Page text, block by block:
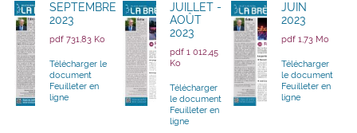
SEPTEMBRE
2023
pdf 731,83 Ko
Télécharger le
document
Feuilleter en
ligne
JUILLET -
AOÛT
2023
pdf 1 012,45
Ko
Télécharger
le document
Feuilleter en
ligne
JUIN
2023
pdf 1,73 Mo
Télécharger
le document
Feuilleter en
ligne